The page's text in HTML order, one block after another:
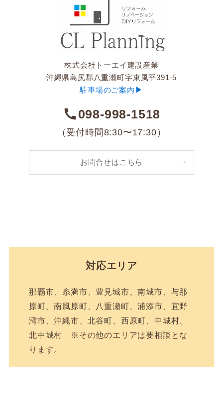
株式会社トーエイ建設産業
沖縄県島尻郡八重瀬町字東風平391-5
駐車場のご案内 ▶︎
098-998-1518
（受付時間8:30〜17:30）
お問合せはこちら
対応エリア
那覇市、糸満市、豊見城市、南城市、与那
原町、南風原町、八重瀬町、浦添市、宜野
湾市、沖縄市、北谷町、西原町、中城村、
北中城村 ※その他のエリアは要相談とな
ります。